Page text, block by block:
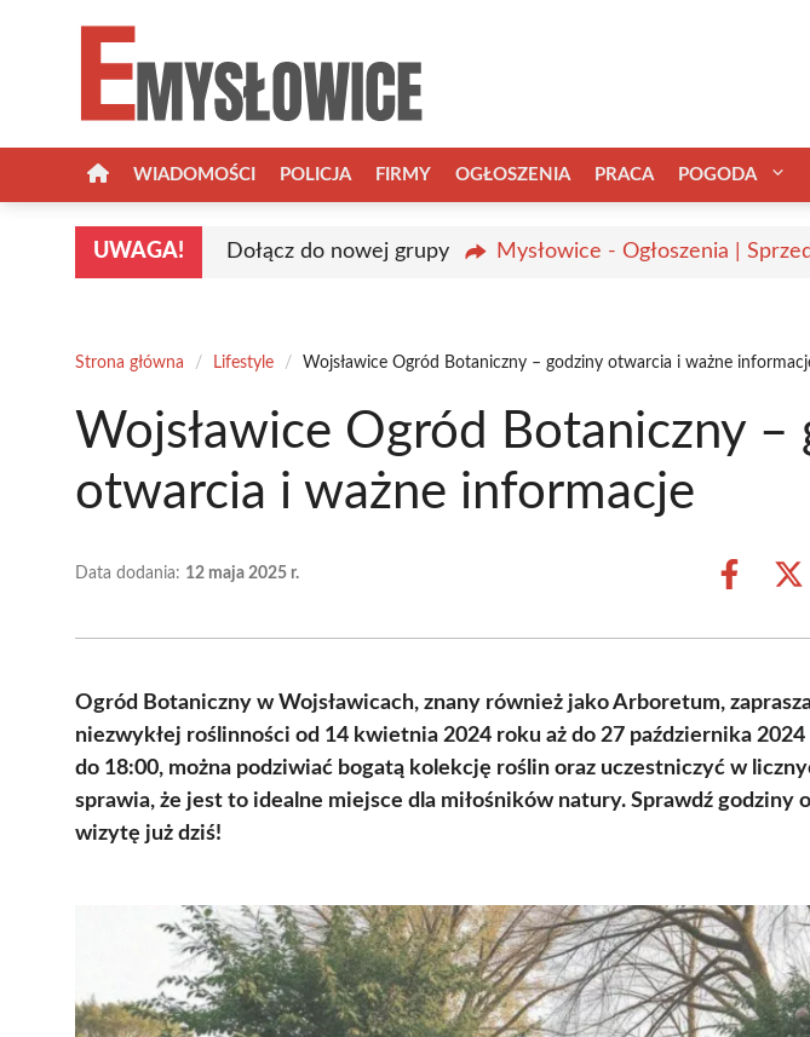
WIADOMOŚCI POLICJA FIRMY OGŁOSZENIA PRACA POGODA
UWAGA! Dołącz do nowej grupy Mysłowice - Ogłoszenia |
Strona główna / Lifestyle / Wojsławice Ogród Botaniczny – godziny otwarcia i ważne
Wojsławice Ogród Botaniczny –
otwarcia i ważne informacje
Data dodania: 12 maja 2025 r.
Share
Ogród Botaniczny w Wojsławicach, znany również jako Arboretum,
niezwykłej roślinności od 14 kwietnia 2024 roku aż do 27 października
do 18:00, można podziwiać bogatą kolekcję roślin oraz uczestniczyć w
sprawia, że jest to idealne miejsce dla miłośników natury. Sprawdź godziny
wizytę już dziś!